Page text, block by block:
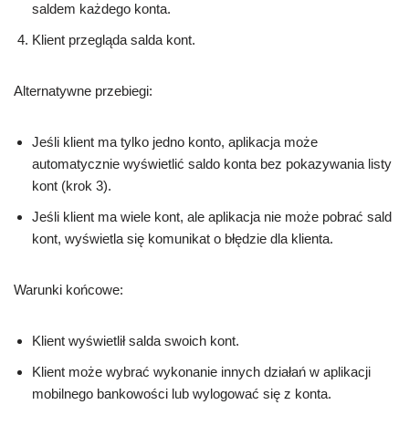
saldem każdego konta.
Klient przegląda salda kont.
Alternatywne przebiegi:
Jeśli klient ma tylko jedno konto, aplikacja może
automatycznie wyświetlić saldo konta bez pokazywania listy
kont (krok 3).
Jeśli klient ma wiele kont, ale aplikacja nie może pobrać sald
kont, wyświetla się komunikat o błędzie dla klienta.
Warunki końcowe:
Klient wyświetlił salda swoich kont.
Klient może wybrać wykonanie innych działań w aplikacji
mobilnego bankowości lub wylogować się z konta.